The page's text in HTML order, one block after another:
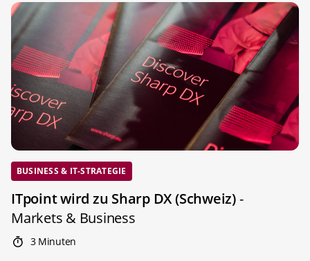
BUSINESS & IT-STRATEGIE
ITpoint wird zu Sharp DX (Schweiz)-
Markets & Business
3 Minuten